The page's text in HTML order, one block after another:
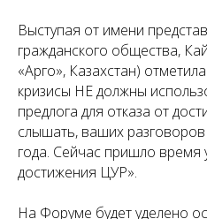
Выступая от имени
гражданского общества,
«Арго», Казахстан)
кризисы НЕ должны
предлога для отказа от
слышать, ваших
года. Сейчас пришло время
достижения ЦУР».
На Форуме будет уделено